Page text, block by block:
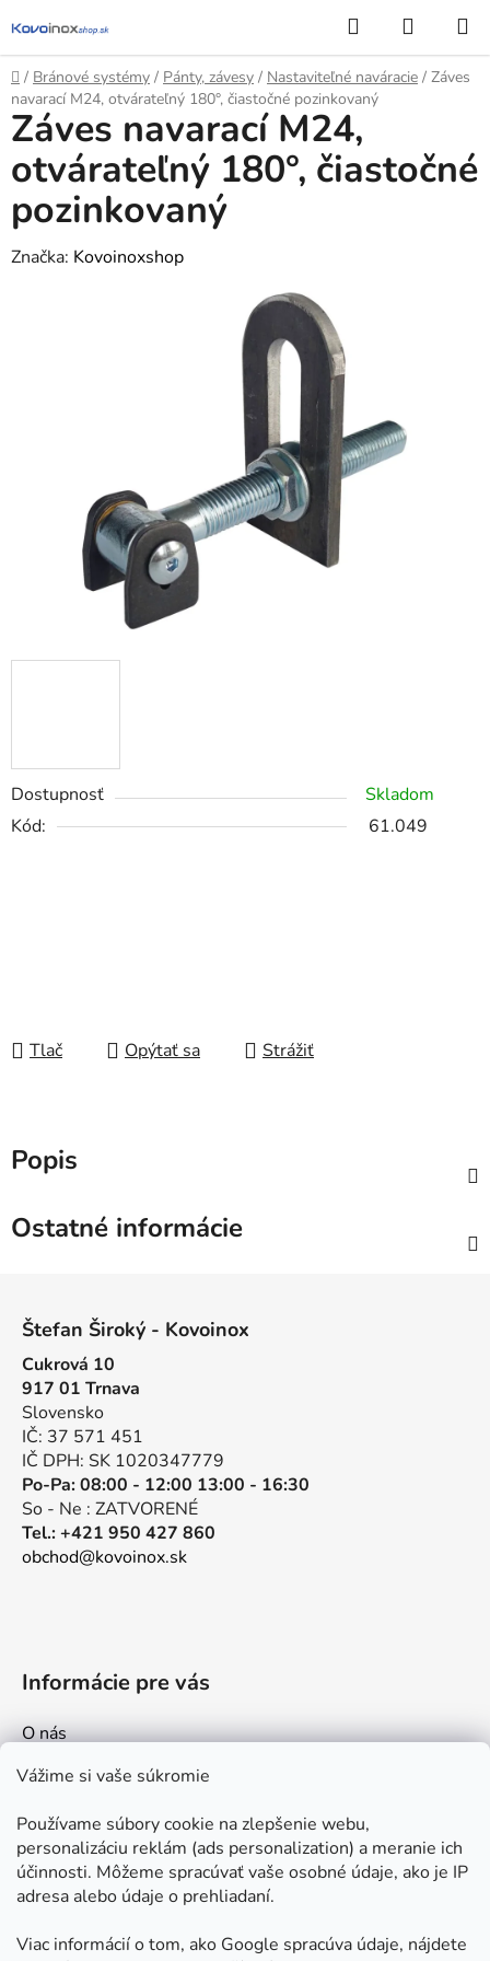
Vážime si vaše súkromie
Používame súbory cookie na zlepšenie webu,
personalizáciu reklám (ads personalization) a meranie ich
účinnosti. Môžeme spracúvať vaše osobné údaje, ako je IP
adresa alebo údaje o prehliadaní.
Viac informácií o tom, ako Google spracúva údaje, nájdete
na
obsah
Hľadať
KOŠÍK
Domov
/ Bránové systémy / Pánty, závesy / Nastaviteľné naváracie / Záves
navarací M24, otvárateľný 180°, čiastočné pozinkovaný
Dostupnosť
Skladom
Kód:
61.049
Tlač Opýtať sa Strážiť
Záves navarací M24,
otvárateľný 180°, čiastočné
pozinkovaný
Značka: Kovoinoxshop
Popis
Ostatné informácie
Štefan Široký - Kovoinox
Cukrová 10
917 01 Trnava
Slovensko
IČ: 37 571 451
IČ DPH: SK 1020347779
Po-Pa: 08:00 - 12:00 13:00 - 16:30
So - Ne : ZATVORENÉ
Tel.: +421 950 427 860
obchod@kovoinox.sk
Informácie pre vás
O nás
Kontakt
Ako nakupovať
Obchodné podmienky
Ochrana osobných údajov
Odstúpenie od zmluvy